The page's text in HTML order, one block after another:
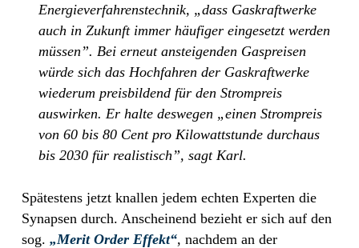
Energieverfahrenstechnik, „dass Gaskraftwerke
auch in Zukunft immer häufiger eingesetzt werden
müssen”. Bei erneut ansteigenden Gaspreisen
würde sich das Hochfahren der Gaskraftwerke
wiederum preisbildend für den Strompreis
auswirken. Er halte deswegen „einen Strompreis
von 60 bis 80 Cent pro Kilowattstunde durchaus
bis 2030 für realistisch”, sagt Karl.
Spätestens jetzt knallen jedem echten Experten die
Synapsen durch. Anscheinend bezieht er sich auf den
sog. „Merit Order Effekt“, nachdem an der